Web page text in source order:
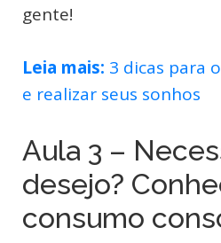
gente!
Leia mais: 3 dicas para
e realizar seus sonhos
Aula 3 –
desejo?
consumo